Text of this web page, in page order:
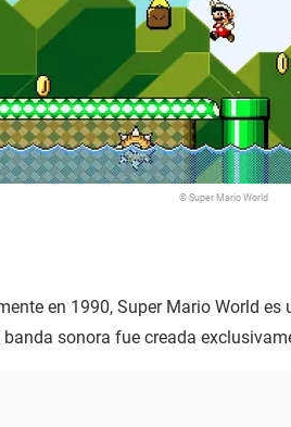
© Super Mario World
en 1990, Super Mario World es
sonora fue creada